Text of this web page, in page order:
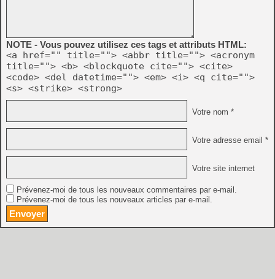
NOTE - Vous pouvez utilisez ces tags et attributs HTML:
<a href="" title=""> <abbr title=""> <acronym
title=""> <b> <blockquote cite=""> <cite>
<code> <del datetime=""> <em> <i> <q cite="">
<s> <strike> <strong>
Votre nom *
Votre adresse email *
Votre site internet
Prévenez-moi de tous les nouveaux commentaires par e-mail.
Prévenez-moi de tous les nouveaux articles par e-mail.